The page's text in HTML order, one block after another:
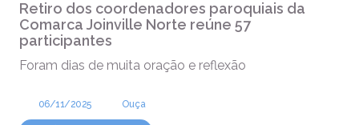
Retiro dos coordenadores paroquiais da
Comarca Joinville Norte reúne 57
participantes
Foram dias de muita oração e reflexão
06/11/2025 Ouça